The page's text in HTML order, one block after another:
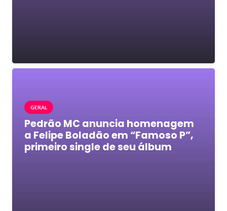
GERAL
Pedrão MC anuncia homenagem
a Felipe Boladão em “Famoso P”,
primeiro single de seu álbum